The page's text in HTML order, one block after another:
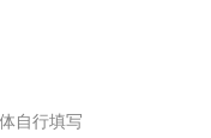
自行填写